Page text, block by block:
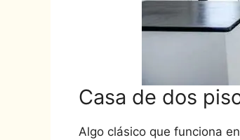
Casa de dos
Algo clásico que funciona